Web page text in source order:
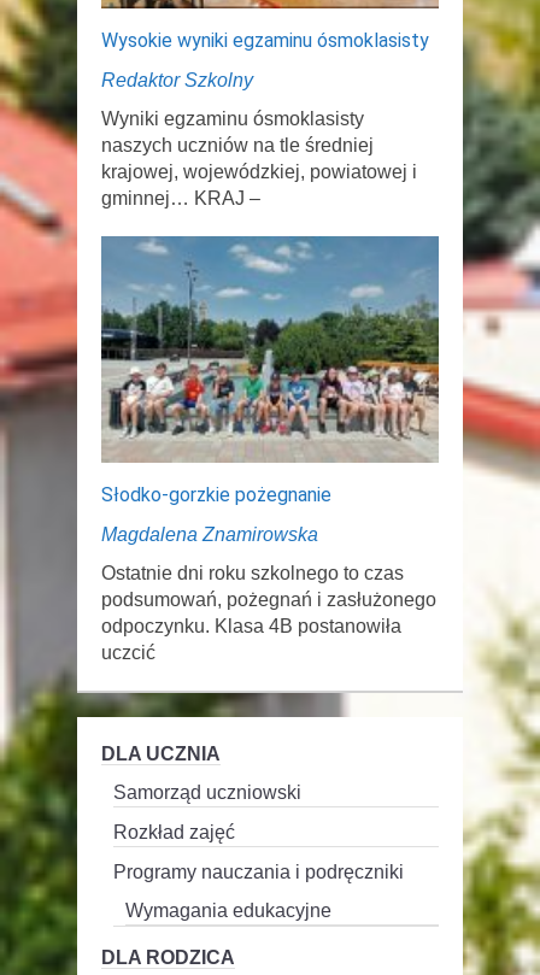
Wysokie wyniki egzaminu ósmoklasisty
Redaktor Szkolny
Wyniki egzaminu ósmoklasisty
naszych uczniów na tle średniej
krajowej, wojewódzkiej, powiatowej i
gminnej… KRAJ –
Słodko-gorzkie pożegnanie
Magdalena Znamirowska
Ostatnie dni roku szkolnego to czas
podsumowań, pożegnań i zasłużonego
odpoczynku. Klasa 4B postanowiła
uczcić
DLA UCZNIA
Samorząd uczniowski
Rozkład zajęć
Programy nauczania i podręczniki
Wymagania edukacyjne
DLA RODZICA